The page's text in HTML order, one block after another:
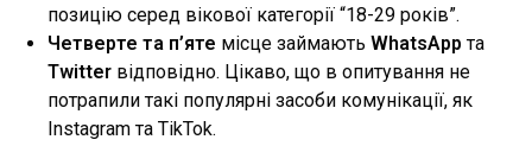
позицію серед вікової категорії “18-29 років”.
Четверте та п’яте місце займають WhatsApp та
Twitter відповідно. Цікаво, що в опитування не
потрапили такі популярні засоби комунікації, як
Instagram та TikTok.